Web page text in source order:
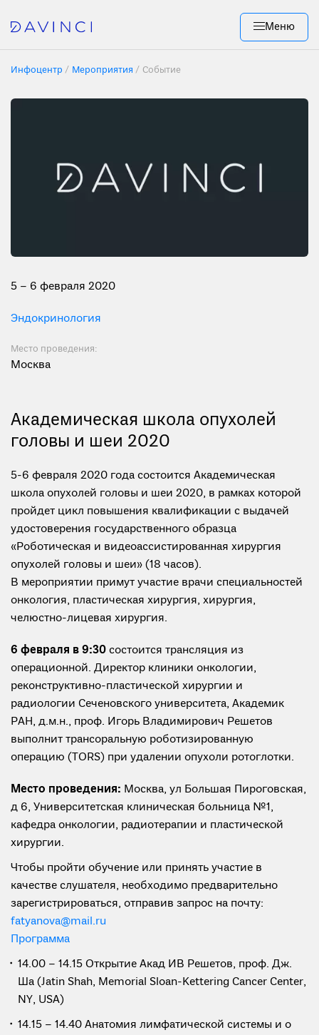
Меню
Инфоцентр Мероприятия Событие
5 – 6 февраля 2020
Эндокринология
Место проведения:
Москва
Академическая школа опухолей
головы и шеи 2020
5-6 февраля 2020 года состоится Академическая
школа опухолей головы и шеи 2020, в рамках которой
пройдет цикл повышения квалификации с выдачей
удостоверения государственного образца
«Роботическая и видеоассистированная хирургия
опухолей головы и шеи» (18 часов).
В мероприятии примут участие врачи специальностей
онкология, пластическая хирургия, хирургия,
челюстно-лицевая хирургия.
6 февраля в 9:30 состоится трансляция из
операционной. Директор клиники онкологии,
реконструктивно-пластической хирургии и
радиологии Сеченовского университета, Академик
РАН, д.м.н., проф. Игорь Владимирович Решетов
выполнит трансоральную роботизированную
операцию (TORS) при удалении опухоли ротоглотки.
Место проведения: Москва, ул Большая Пироговская,
д 6, Университетская клиническая больница №1,
кафедра онкологии, радиотерапии и пластической
хирургии.
Чтобы пройти обучение или принять участие в
качестве слушателя, необходимо предварительно
зарегистрироваться, отправив запрос на почту:
fatyanova@mail.ru
Программа
14.00 – 14.15 Открытие Акад ИВ Решетов, проф. Дж.
Ша (Jatin Shah, Memorial Sloan-Kettering Cancer Center,
NY, USA)
14.15 – 14.40 Анатомия лимфатической системы и о